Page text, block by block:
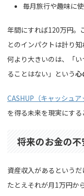
毎月旅行や趣味に
年間にすれば120万円。
とのインパクトは計り知
何より大きいのは、「
ることはない」という心
CASHUP（キャッシュア
を得る未来を現実にする
将来のお金の
資産収入があるというだ
たとえそれが月1万円か